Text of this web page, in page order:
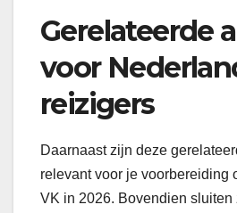
Gerelateerde
voor
reizigers
Daarnaast zijn deze
relevant voor je voorbereiding
VK in 2026. Bovendien sluiten